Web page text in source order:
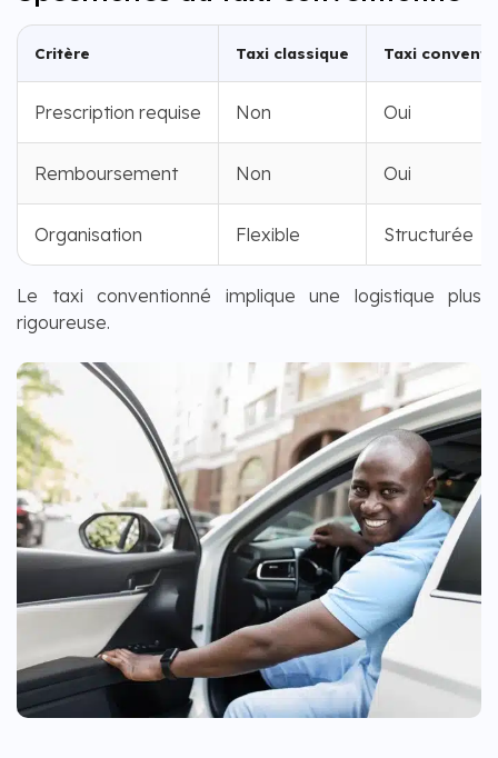
Critère Taxi classique Taxi
Prescription requise Non Oui
Remboursement Non Oui
Organisation Flexible Structurée
Le taxi conventionné implique une logistique plus
rigoureuse.